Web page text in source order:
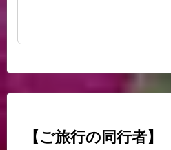
【ご旅行の同行者】